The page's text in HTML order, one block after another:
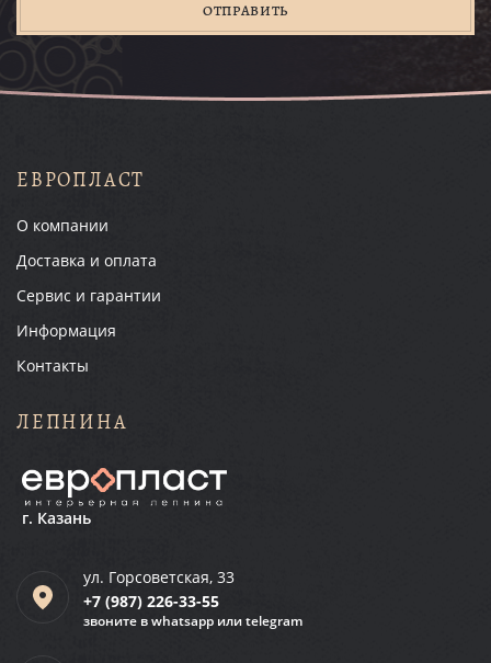
ОТПРАВИТЬ
ЕВРОПЛАСТ
О компании
Доставка и оплата
Сервис и гарантии
Информация
Контакты
ЛЕПНИНА
г. Казань
ул. Горсоветская, 33
+7 (987) 226-33-55
звоните в whatsapp или telegram